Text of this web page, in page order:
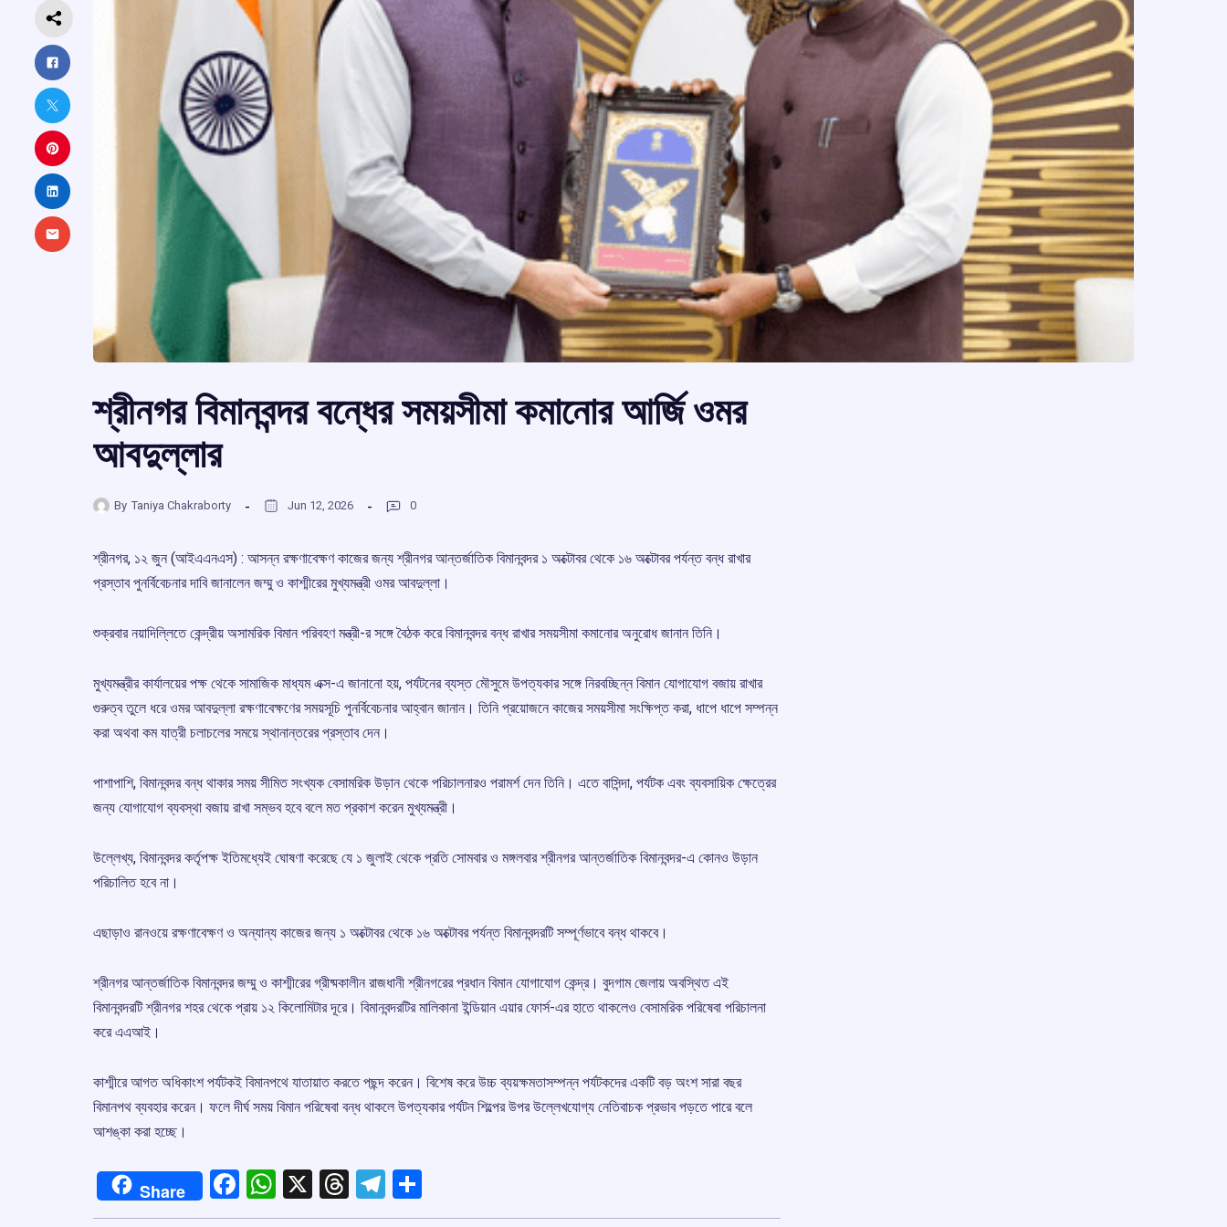
শ্রীনগর বিমানবন্দর বন্ধের সময়সীমা কমানোর আর্জি ওমর
আবদুল্লার
By Taniya Chakraborty Jun 12, 2026 0
শ্রীনগর, ১২ জুন (আইএএনএস) : আসন্ন রক্ষণাবেক্ষণ কাজের জন্য শ্রীনগর আন্তর্জাতিক বিমানবন্দর ১ অক্টোবর থেকে ১৬ অক্টোবর পর্যন্ত বন্ধ রাখার
প্রস্তাব পুনর্বিবেচনার দাবি জানালেন জম্মু ও কাশ্মীরের মুখ্যমন্ত্রী ওমর আবদুল্লা।
শুক্রবার নয়াদিল্লিতে কেন্দ্রীয় অসামরিক বিমান পরিবহণ মন্ত্রী-র সঙ্গে বৈঠক করে বিমানবন্দর বন্ধ রাখার সময়সীমা কমানোর অনুরোধ জানান তিনি।
মুখ্যমন্ত্রীর কার্যালয়ের পক্ষ থেকে সামাজিক মাধ্যম এক্স-এ জানানো হয়, পর্যটনের ব্যস্ত মৌসুমে উপত্যকার সঙ্গে নিরবচ্ছিন্ন বিমান যোগাযোগ বজায় রাখার
গুরুত্ব তুলে ধরে ওমর আবদুল্লা রক্ষণাবেক্ষণের সময়সূচি পুনর্বিবেচনার আহ্বান জানান। তিনি প্রয়োজনে কাজের সময়সীমা সংক্ষিপ্ত করা, ধাপে ধাপে সম্পন্ন
করা অথবা কম যাত্রী চলাচলের সময়ে স্থানান্তরের প্রস্তাব দেন।
পাশাপাশি, বিমানবন্দর বন্ধ থাকার সময় সীমিত সংখ্যক বেসামরিক উড়ান থেকে পরিচালনারও পরামর্শ দেন তিনি। এতে বাসিন্দা, পর্যটক এবং ব্যবসায়িক ক্ষেত্রের
জন্য যোগাযোগ ব্যবস্থা বজায় রাখা সম্ভব হবে বলে মত প্রকাশ করেন মুখ্যমন্ত্রী।
উল্লেখ্য, বিমানবন্দর কর্তৃপক্ষ ইতিমধ্যেই ঘোষণা করেছে যে ১ জুলাই থেকে প্রতি সোমবার ও মঙ্গলবার শ্রীনগর আন্তর্জাতিক বিমানবন্দর-এ কোনও উড়ান
পরিচালিত হবে না।
এছাড়াও রানওয়ে রক্ষণাবেক্ষণ ও অন্যান্য কাজের জন্য ১ অক্টোবর থেকে ১৬ অক্টোবর পর্যন্ত বিমানবন্দরটি সম্পূর্ণভাবে বন্ধ থাকবে।
শ্রীনগর আন্তর্জাতিক বিমানবন্দর জম্মু ও কাশ্মীরের গ্রীষ্মকালীন রাজধানী শ্রীনগরের প্রধান বিমান যোগাযোগ কেন্দ্র। বুদগাম জেলায় অবস্থিত এই
বিমানবন্দরটি শ্রীনগর শহর থেকে প্রায় ১২ কিলোমিটার দূরে। বিমানবন্দরটির মালিকানা ইন্ডিয়ান এয়ার ফোর্স-এর হাতে থাকলেও বেসামরিক পরিষেবা পরিচালনা
করে এএআই।
কাশ্মীরে আগত অধিকাংশ পর্যটকই বিমানপথে যাতায়াত করতে পছন্দ করেন। বিশেষ করে উচ্চ ব্যয়ক্ষমতাসম্পন্ন পর্যটকদের একটি বড় অংশ সারা বছর
বিমানপথ ব্যবহার করেন। ফলে দীর্ঘ সময় বিমান পরিষেবা বন্ধ থাকলে উপত্যকার পর্যটন শিল্পের উপর উল্লেখযোগ্য নেতিবাচক প্রভাব পড়তে পারে বলে
আশঙ্কা করা হচ্ছে।
Share Facebook
WhatsApp
X Threads
Telegram